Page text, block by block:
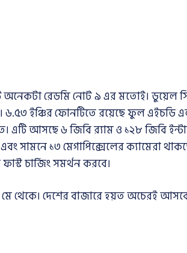
অনেকটা রেডমি নোট ৯ এর মতোই। ডুয়েল
ইঞ্চির ফোনটিতে রয়েছে ফুল এইচডি
এটি আসছে ৬ জিবি র‍্যাম ও ১২৮ জিবি
সামনে ১৩ মেগাপিক্সেলের ক্যামেরা
চার্জিং সমর্থন করবে।
থেকে। দেশের বাজারে হয়ত অচেরই